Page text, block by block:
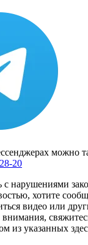
можно
20
нарушениями
хотите
видео или
из указанных